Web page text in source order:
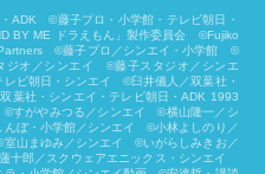
ADK ©藤子プロ・小学館・テレビ朝日・
BY ME ドラえもん」製作委員会 ©Fujiko
©藤子プロ／シンエイ・小学館 ©
オ／シンエイ ©藤子スタジオ／シンエ
朝日・シンエイ ©臼井儀人／双葉社・
葉社・シンエイ・テレビ朝日・ADK 1993
すがやみつる／シンエイ ©横山隆一／シ
ぼ・小学館／シンエイ ©小林よしのり／
山まゆみ／シンエイ ©いがらしみきお／
十郎／スクウェアエニックス・シンエイ